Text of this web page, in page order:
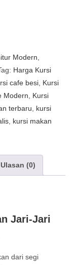
Modern
Harga Kursi
cafe besi Kursi
Modern
Kursi
terbaru
kursi
kursi makan
Ulasan (0)
Jari-Jari
dari segi